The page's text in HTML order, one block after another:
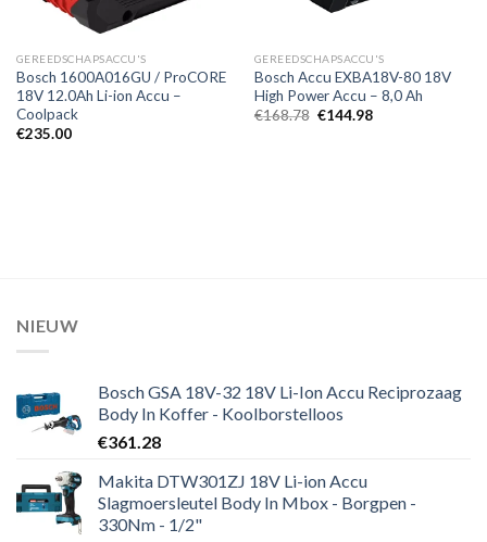
GEREEDSCHAPSACCU'S
Bosch 1600A016GU / ProCORE
18V 12.0Ah Li-ion Accu –
Coolpack
€235.00
GEREEDSCHAPSACCU'S
Bosch Accu EXBA18V-80 18V
High Power Accu – 8,0 Ah
€168.78 Oorspronkelijke
€144.98Huidige
NIEUW
Bosch GSA 18V-32 18V Li-Ion Accu Reciprozaag
Body In Koffer - Koolborstelloos
€361.28
Makita DTW301ZJ 18V Li-ion Accu
Slagmoersleutel Body In Mbox - Borgpen -
330Nm - 1/2"